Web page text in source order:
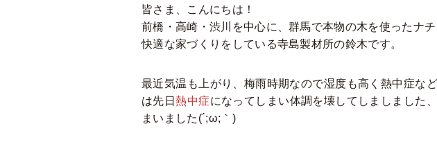
皆さま、こんにちは！
前橋・高崎・渋川を中心に、群馬で本物の木を使ったナ
快適な家づくりをしている寺島製材所の鈴木です。
最近気温も上がり、梅雨時期なので湿度も高く熱中症な
は先日熱中症になってしまい体調を壊してしましました
まいました(´;ω;｀)